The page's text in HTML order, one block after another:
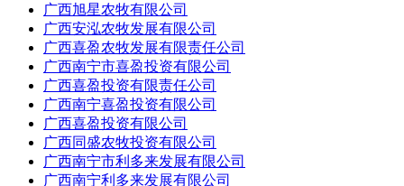
广西旭星农牧有限公司
广西安泓农牧发展有限公司
广西喜盈农牧发展有限责任公司
广西南宁市喜盈投资有限公司
广西喜盈投资有限责任公司
广西南宁喜盈投资有限公司
广西喜盈投资有限公司
广西同盛农牧投资有限公司
广西南宁市利多来发展有限公司
广西南宁利多来发展有限公司